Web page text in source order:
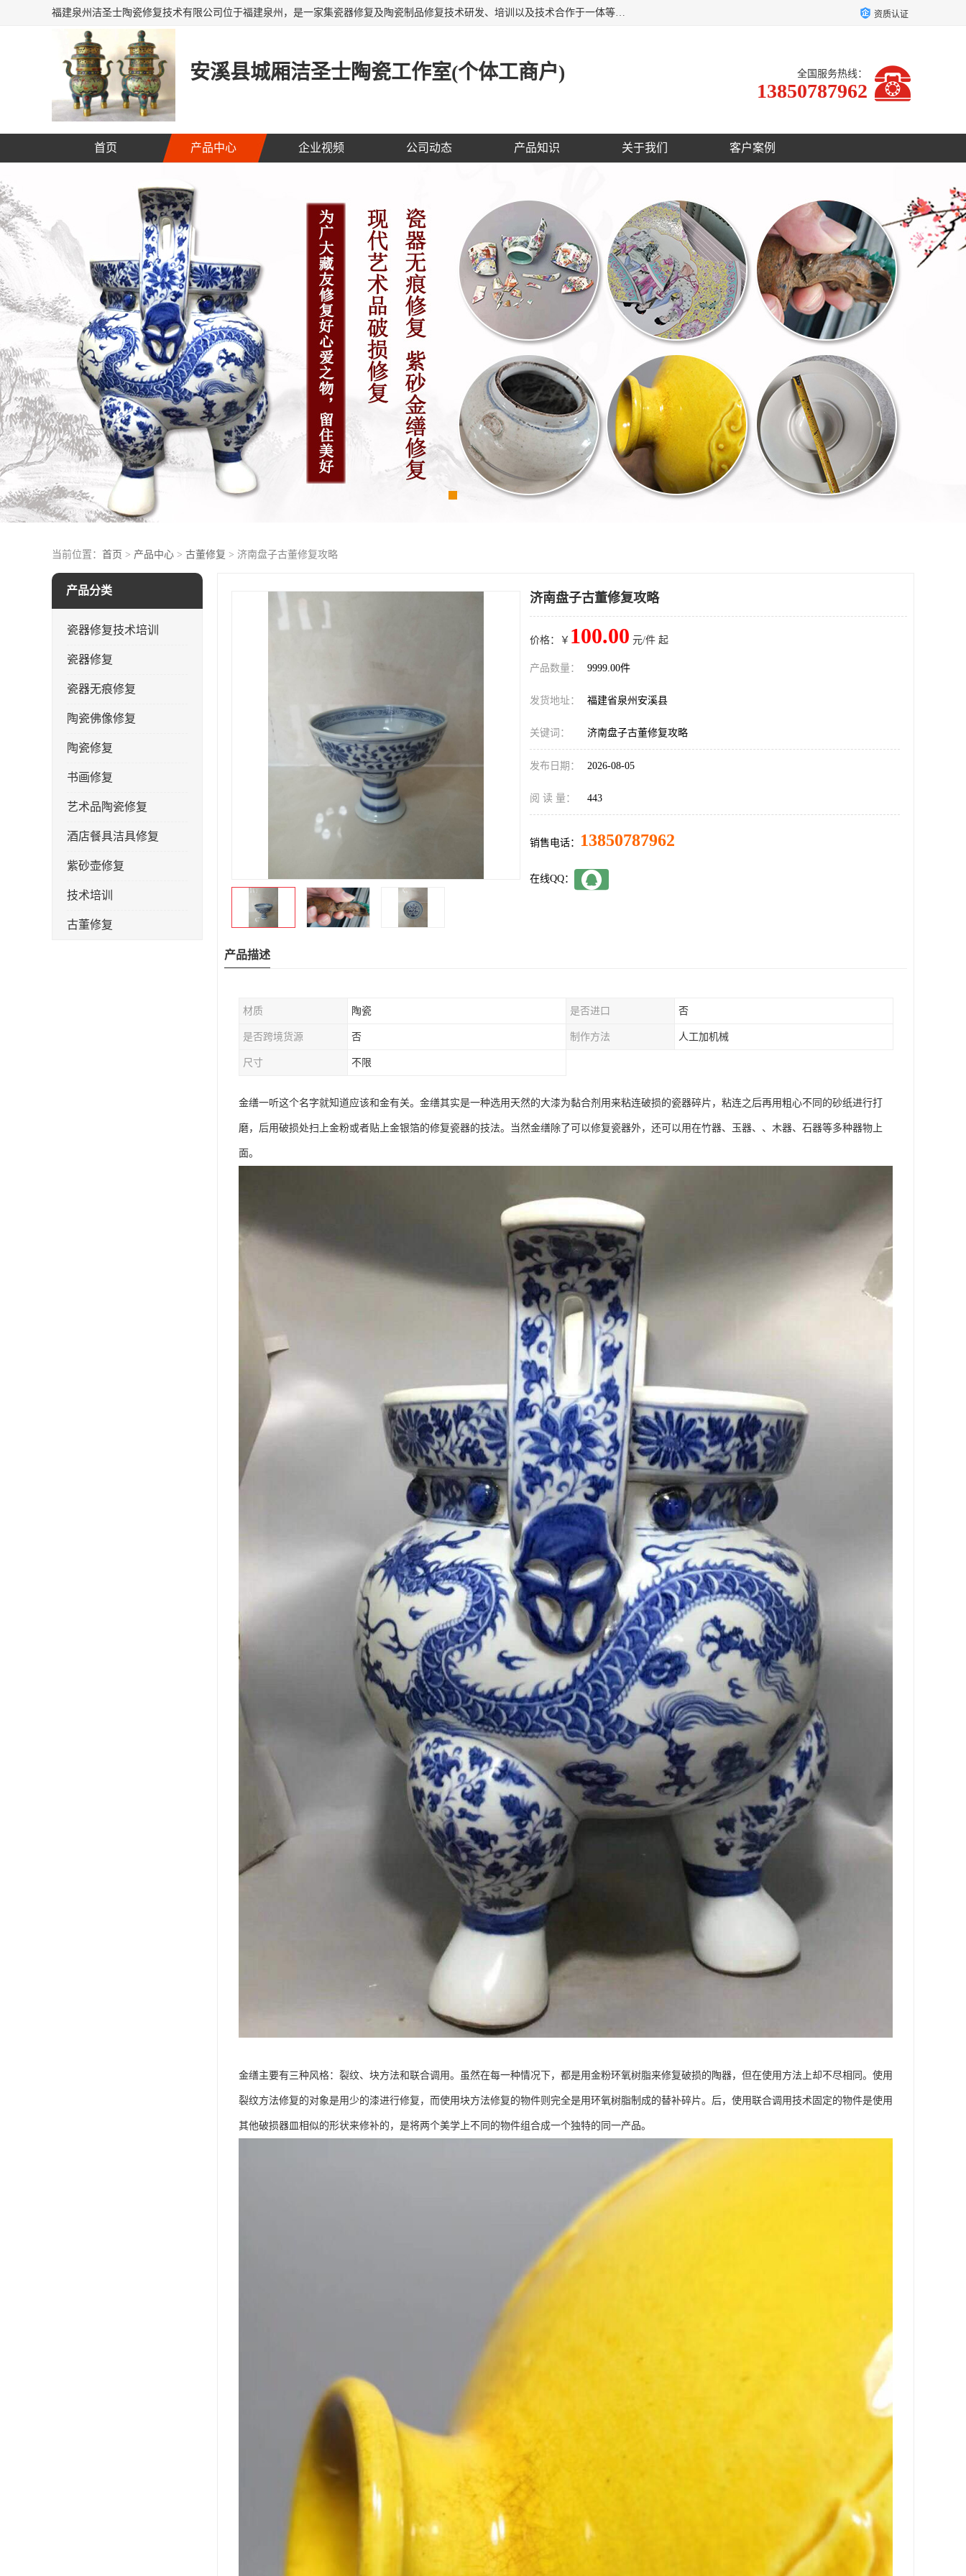
福建泉州洁圣士陶瓷修复技术有限公司位于福建泉州，是一家集瓷器修复及陶瓷制品修复技术研发、培训以及技术合作于一体等专业修复机构，公司主营：瓷器修复，陶瓷修复，瓷器无痕修复，陶瓷佛像修复，瓷器修复技术培训等。 洁圣士以全新的技术修复各种：古陶瓷、花瓶、餐具、工艺品、卫浴、颜色不一的金边、银边、花边，修复后基本无痕迹，修补成本低。丰富的经验为客户提供实用、优质服务！ 资质认证
安溪县城厢洁圣士陶瓷工作室(个体工商户) 全国服务热线：
13850787962
首页 产品中心 企业视频 公司动态 产品知识 关于我们 客户案例
当前位置： 首页 > 产品中心 > 古董修复 > 济南盘子古董修复攻略
产品分类
瓷器修复技术培训
瓷器修复
瓷器无痕修复
陶瓷佛像修复
陶瓷修复
书画修复
艺术品陶瓷修复
酒店餐具洁具修复
紫砂壶修复
技术培训
古董修复
济南盘子古董修复攻略
价格：￥ 100.00 元/件 起
产品数量： 9999.00件
发货地址： 福建省泉州安溪县
关键词： 济南盘子古董修复攻略
发布日期： 2026-08-05
阅 读 量： 443
销售电话： 13850787962
在线QQ：
产品描述
材质 陶瓷 是否进口 否
是否跨境货源 否 制作方法 人工加机械
尺寸 不限
金缮一听这个名字就知道应该和金有关。金缮其实是一种选用天然的大漆为黏合剂用来粘连破损的瓷器碎片，粘连之后再用粗心不同的砂纸进行打
磨，后用破损处扫上金粉或者贴上金银箔的修复瓷器的技法。当然金缮除了可以修复瓷器外，还可以用在竹器、玉器、、木器、石器等多种器物上
面。
金缮主要有三种风格：裂纹、块方法和联合调用。虽然在每一种情况下，都是用金粉环氧树脂来修复破损的陶器，但在使用方法上却不尽相同。使用
裂纹方法修复的对象是用少的漆进行修复，而使用块方法修复的物件则完全是用环氧树脂制成的替补碎片。后，使用联合调用技术固定的物件是使用
其他破损器皿相似的形状来修补的，是将两个美学上不同的物件组合成一个独特的同一产品。